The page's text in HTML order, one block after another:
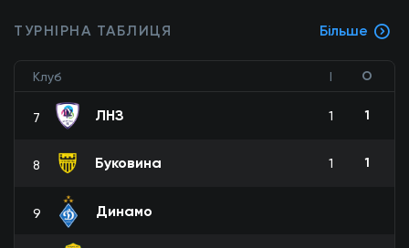
ТУРНІРНА ТАБЛИЦЯ Більше
Клуб І О
7 ЛНЗ 1 1
8 Буковина 1 1
9 Динамо